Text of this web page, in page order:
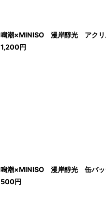
鳴潮×MINISO 漫岸醇光 アクリ
1,200円
鳴潮×MINISO 漫岸醇光 缶バ
500円